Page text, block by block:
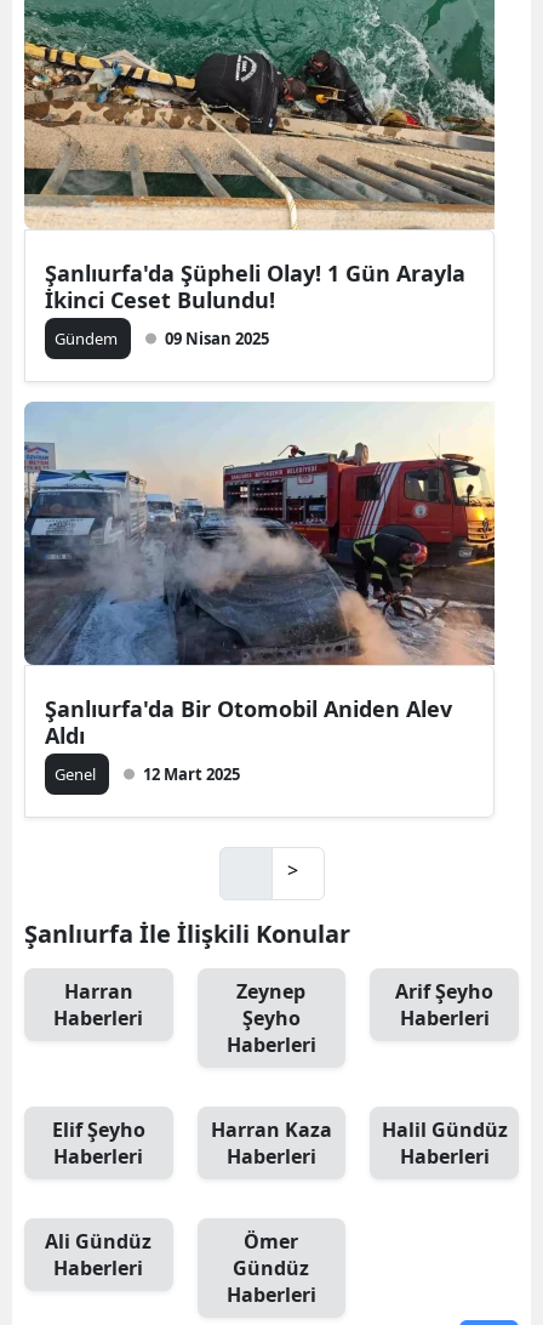
Şanlıurfa'da Şüpheli Olay! 1 Gün Arayla
İkinci Ceset Bulundu!
Gündem 09 Nisan 2025
Şanlıurfa'da Bir Otomobil Aniden Alev
Aldı
Genel 12 Mart 2025
>
Şanlıurfa İle İlişkili Konular
Harran
Haberleri
Zeynep
Şeyho
Haberleri
Arif Şeyho
Haberleri
Elif Şeyho
Haberleri
Harran Kaza
Haberleri
Halil Gündüz
Haberleri
Ali Gündüz
Haberleri
Ömer
Gündüz
Haberleri